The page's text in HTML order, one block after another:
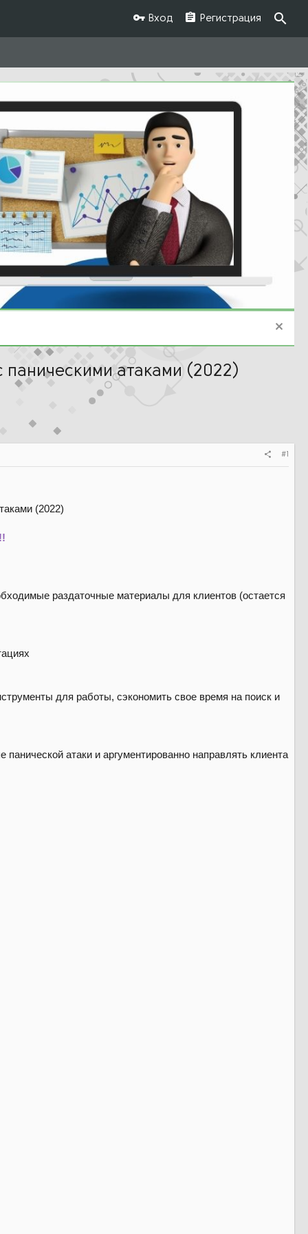
Вход Регистрация
паническими атаками (2022)
#1
раздаточные материалы для клиентов (остается
для работы, сэкономить свое время на поиск и
атаки и аргументированно направлять клиента